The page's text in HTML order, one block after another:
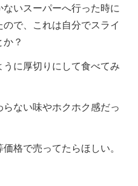
いスーパーへ行った時に
で、これは自分でスライ
？
に厚切りにして食べてみ
ない味やホクホク感だっ
格で売ってたらほしい。